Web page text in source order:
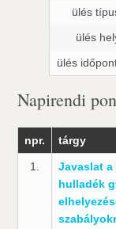
ülés
ülés
ülés
Napirendi
npr. tárgy
1.
Javaslat
hulladék